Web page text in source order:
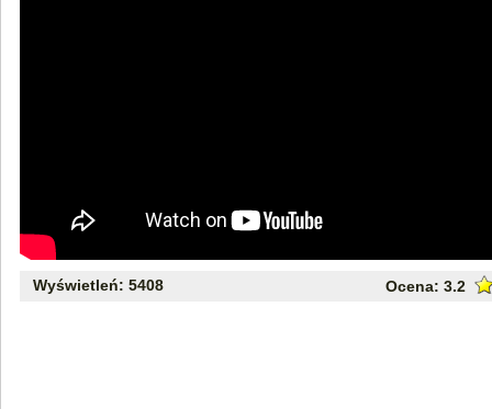
Wyświetleń: 5408 Ocena: 3.2